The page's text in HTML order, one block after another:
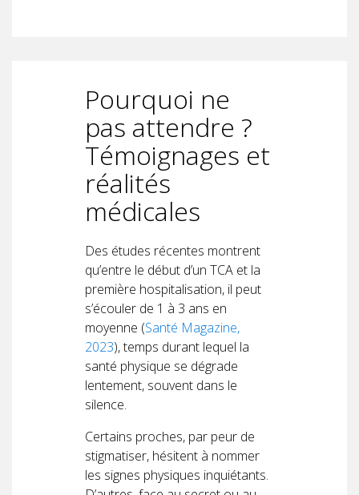
Pourquoi ne
pas attendre ?
Témoignages et
réalités
médicales
Des études récentes montrent
qu’entre le début d’un TCA et la
première hospitalisation, il peut
s’écouler de 1 à 3 ans en
moyenne (Santé Magazine,
2023), temps durant lequel la
santé physique se dégrade
lentement, souvent dans le
silence.
Certains proches, par peur de
stigmatiser, hésitent à nommer
les signes physiques inquiétants.